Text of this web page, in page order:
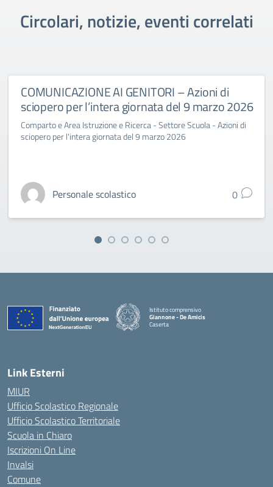
Circolari, notizie, eventi correlati
COMUNICAZIONE AI GENITORI – Azioni di
sciopero per l’intera giornata del 9 marzo 2026
Comparto e Area Istruzione e Ricerca - Settore Scuola - Azioni di
sciopero per l'intera giornata del 9 marzo 2026
Personale scolastico 0
Istituto comprensivo
Giannone - De Amicis
Caserta
Link Esterni
MIUR
Ufficio Scolastico Regionale
Ufficio Scolastico Territoriale
Scuola in Chiaro
Iscrizioni On Line
Invalsi
Comune